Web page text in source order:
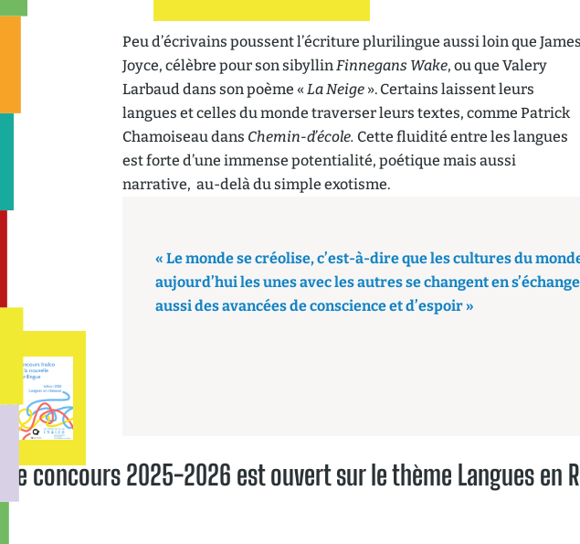
Peu d’écrivains poussent l’écriture plurilingue aussi loin que James
Joyce, célèbre pour son sibyllinFinnegans Wake, ou que Valery
Larbaud dans son poème «La Neige ». Certains laissent leurs
langues et celles du monde traverser leurs textes, comme Patrick
Chamoiseau dans Chemin-d’école.Cette fluidité entre les langues
est forte d’une immense potentialité, poétique mais aussi
narrative, au-delà du simple exotisme.
« Le monde se créolise, c’est-à-dire que les cultures du
aujourd’hui les unes avec les autres se changent en
aussi des avancées de conscience et d’espoir »
Le concours 2025-2026 est ouvert sur le thème Langues en